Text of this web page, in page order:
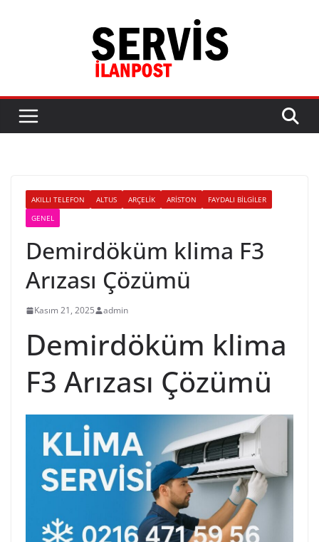
AKILLI TELEFON ALTUS ARÇELIK ARISTON
FAYDALI BILGILER
GENEL
Demirdöküm klima F3
Arızası Çözümü
Kasım 21, 2025 admin
Demirdöküm klima
F3 Arızası Çözümü